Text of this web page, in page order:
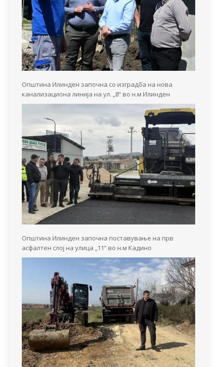
Општина Илинден започна со изградба на нова
канализациона линија на ул. „8“ во н.м Илинден
Општина Илинден започна поставување на прв
асфалтен слој на улица „11“ во н.м Кадино